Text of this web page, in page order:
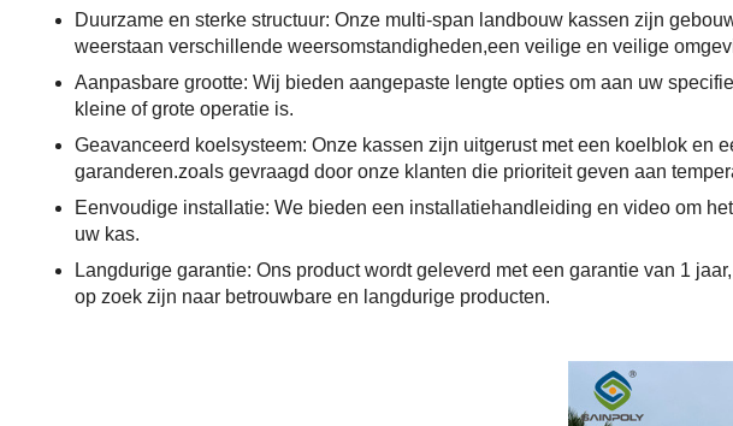
Duurzame en sterke structuur: Onze multi-span landbouw kassen zijn
weerstaan verschillende weersomstandigheden,een veilige en veilige
Aanpasbare grootte: Wij bieden aangepaste lengte opties om aan uw
kleine of grote operatie is.
Geavanceerd koelsysteem: Onze kassen zijn uitgerust met een koelblok en
garanderen.zoals gevraagd door onze klanten die prioriteit geven aan
Eenvoudige installatie: We bieden een installatiehandleiding en video om
uw kas.
Langdurige garantie: Ons product wordt geleverd met een garantie van 1
op zoek zijn naar betrouwbare en langdurige producten.